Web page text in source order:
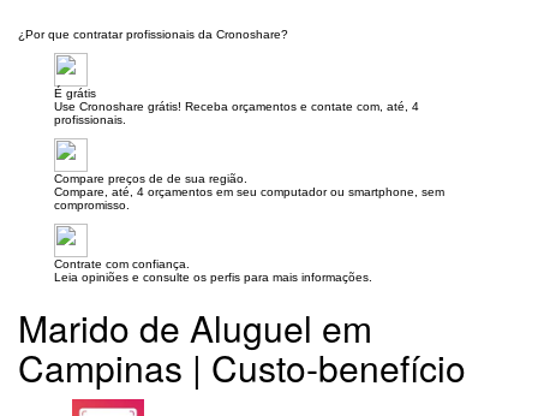
¿Por que contratar profissionais da Cronoshare?
É grátis
Use Cronoshare grátis! Receba orçamentos e contate com, até, 4
profissionais.
Compare preços de de sua região.
Compare, até, 4 orçamentos em seu computador ou smartphone, sem
compromisso.
Contrate com confiança.
Leia opiniões e consulte os perfis para mais informações.
Marido de Aluguel em
Campinas | Custo-benefício